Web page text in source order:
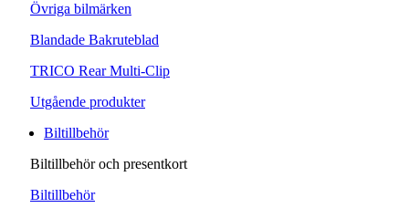
Övriga bilmärken
Blandade Bakruteblad
TRICO Rear Multi-Clip
Utgående produkter
Biltillbehör
Biltillbehör och presentkort
Biltillbehör